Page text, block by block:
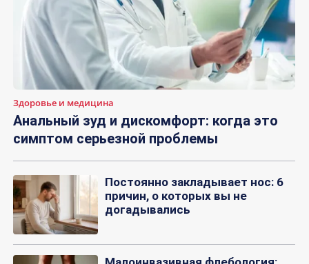
Здоровье и медицина
Анальный зуд и дискомфорт: когда это
симптом серьезной проблемы
Постоянно закладывает нос: 6
причин, о которых вы не
догадывались